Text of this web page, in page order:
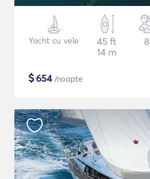
Yacht cu vele
45 ft
14 m
8
$654/noapte